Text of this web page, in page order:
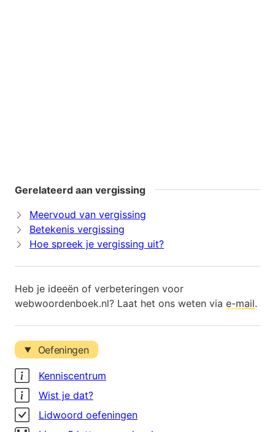
Gerelateerd aan vergissing
Meervoud van vergissing
Betekenis vergissing
Hoe spreek je vergissing uit?
Heb je ideeën of verbeteringen voor
webwoordenboek.nl? Laat het ons weten via e-mail.
Oefeningen
Kenniscentrum
Wist je dat?
Lidwoord oefeningen